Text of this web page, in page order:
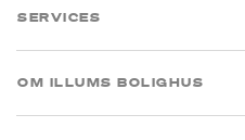
SERVICES
OM ILLUMS BOLIGHUS